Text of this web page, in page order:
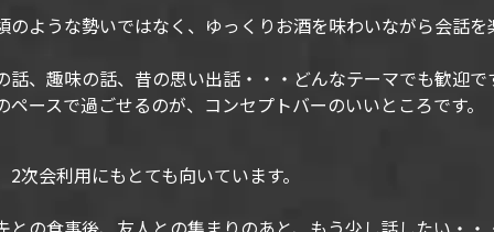
のような勢いではなく、ゆっくりお酒を味わいながら会話
話、趣味の話、昔の思い出話・・・どんなテーマでも歓迎
ペースで過ごせるのが、コンセプトバーのいいところです。
2次会利用にもとても向いています。